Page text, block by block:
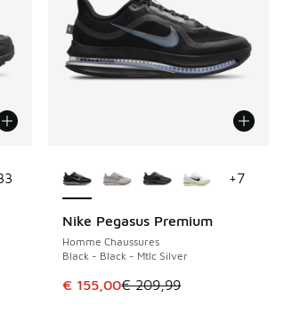
Prix en baisse de € 119,99 à € 70,00
Nike Pegasus Premium
Homme Chaussures
Black - Black - Mtlc Silver
Cet article est en promotion.
€ 155,00€ 209,99
ÉCONOMISE 54 €
+7